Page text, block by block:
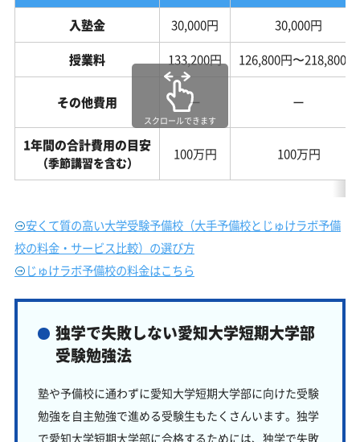
入塾金 30,000円
30,000円
授業料
133,200円 126,800円〜218,800円
その他費用 ー ー
1年間の合計費用の目安
（季節講習を含む） 100万円 100万円
スクロールできます
安くて質の高い大学受験予備校（大手予備校とじゅけラボ予備
校の料金・サービス比較）の選び方
じゅけラボ予備校の料金はこちら
独学で失敗しない愛知大学短期大学部
受験勉強法
塾や予備校に通わずに愛知大学短期大学部に向けた受験
勉強を自主勉強で進める受験生もたくさんいます。独学
で愛知大学短期大学部に合格するためには、独学で失敗